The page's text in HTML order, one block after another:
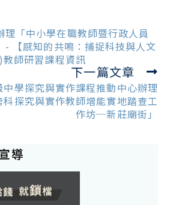
理「中小學在職教師暨行政人員
- 【感知的共鳴：捕捉科技與人文
師研習課程資訊
下一篇文章
學探究與實作課程推動中心辦理
科探究與實作教師增能實地踏查工
作坊─新莊廟街」
導